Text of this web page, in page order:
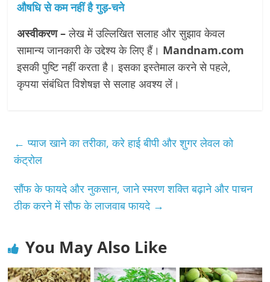
औषधि से कम नहीं है गुड़-चने
अस्वीकरण –लेख में उल्लिखित सलाह और सुझाव केवल
सामान्य जानकारी के उद्देश्य के लिए हैं। Mandnam.com
इसकी पुष्टि नहीं करता है। इसका इस्तेमाल करने से पहले,
कृपया संबंधित विशेषज्ञ से सलाह अवश्य लें।
← प्याज खाने का तरीका, करे हाई बीपी और शुगर लेवल को
कंट्रोल
सौंफ के फायदे और नुकसान, जाने स्मरण शक्ति बढ़ाने और पाचन
ठीक करने में सौफ के लाजवाब फायदे →
You May Also Like